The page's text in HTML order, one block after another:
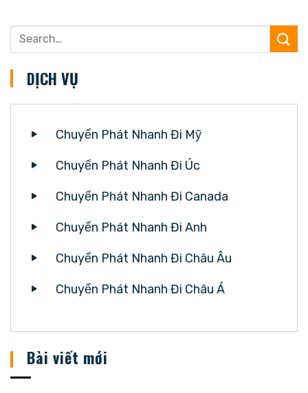
DỊCH VỤ
Chuyển Phát Nhanh Đi Mỹ
Chuyển Phát Nhanh Đi Úc
Chuyển Phát Nhanh Đi Canada
Chuyển Phát Nhanh Đi Anh
Chuyển Phát Nhanh Đi Châu Âu
Chuyển Phát Nhanh Đi Châu Á
Bài viết mới